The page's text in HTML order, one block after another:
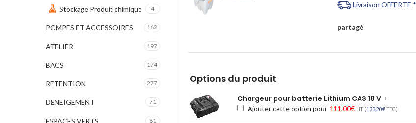
Livraison OFFERTE *
partagé
Options du produit
Chargeur pour batterie Lithium CAS 18 V
Ajouter cette option pour 111,00€ HT (133,20€TTC)
Stockage Produit chimique 4
POMPES ET ACCESSOIRES 162
ATELIER 197
BACS 174
RETENTION 277
DENEIGEMENT 71
ESPACES VERTS 81